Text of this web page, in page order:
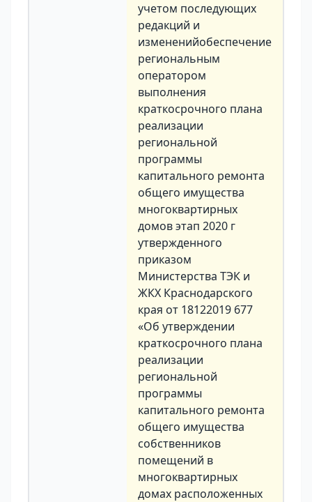
учетом последующих
редакций и
измененийобеспечение
региональным
оператором
выполнения
краткосрочного плана
реализации
региональной
программы
капитального ремонта
общего имущества
многоквартирных
домов этап 2020 г
утвержденного
приказом
Министерства ТЭК и
ЖКХ Краснодарского
края от 18122019 677
«Об утверждении
краткосрочного плана
реализации
региональной
программы
капитального ремонта
общего имущества
собственников
помещений в
многоквартирных
домах расположенных